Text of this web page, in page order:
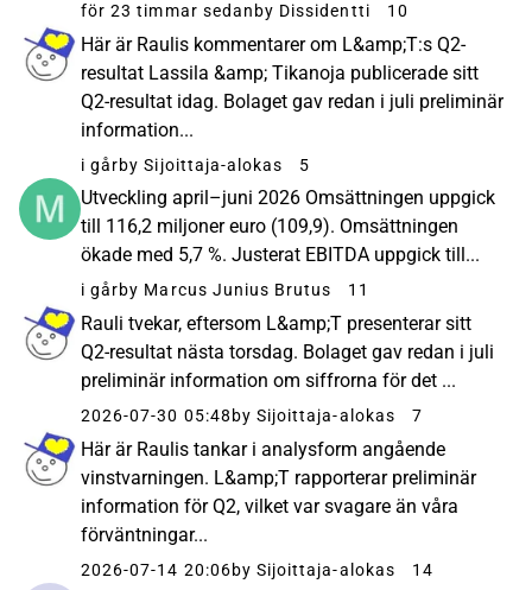
för 23 timmar sedan by Dissidentti 10
Här är Raulis kommentarer om L&amp;T:s Q2-
resultat Lassila &amp; Tikanoja publicerade sitt
Q2-resultat idag. Bolaget gav redan i juli preliminär
information...
i gårby Sijoittaja-alokas 5
Utveckling april–juni 2026 Omsättningen uppgick
till 116,2 miljoner euro (109,9). Omsättningen
ökade med 5,7 %. Justerat EBITDA uppgick till...
i gårby Marcus Junius Brutus 11
Rauli tvekar, eftersom L&amp;T presenterar sitt
Q2-resultat nästa torsdag. Bolaget gav redan i juli
preliminär information om siffrorna för det ...
2026-07-30 05:48 by Sijoittaja-alokas 7
Här är Raulis tankar i analysform angående
vinstvarningen. L&amp;T rapporterar preliminär
information för Q2, vilket var svagare än våra
förväntningar...
2026-07-14 20:06by Sijoittaja-alokas 14